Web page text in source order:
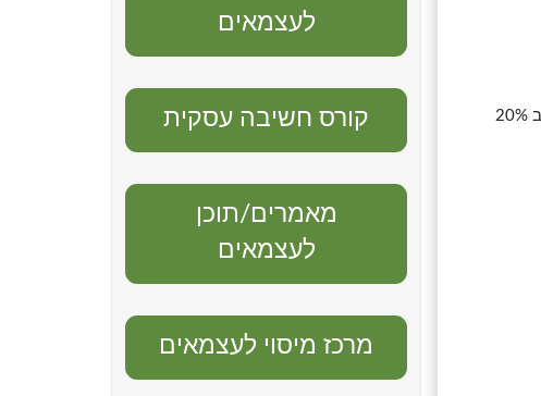
עלות מפגש ב 20%
לעצמאים
קורס חשיבה עסקית
מאמרים/תוכן
לעצמאים
מרכז מיסוי לעצמאים